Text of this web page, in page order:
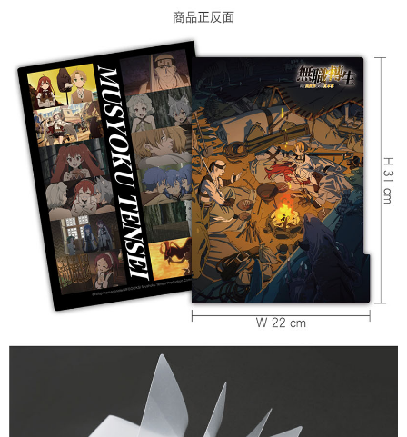
每筆NT$65，滿NT$1,300(含以上)免運費
付款後全家取貨
每筆NT$65，滿NT$1,300(含以上)免運費
(不開放使用，請勿選取）
每筆NT$9,999
7-11取貨付款
每筆NT$65，滿NT$1,300(含以上)免運費
付款後7-11取貨
每筆NT$65，滿NT$1,300(含以上)免運費
宅配-木棉花樂園專用
每筆NT$100，滿NT$1,300(含以上)免運費
宅配-離島(澎湖/金門/馬祖)-木棉花樂園專用
黑貓宅配-貨到付款